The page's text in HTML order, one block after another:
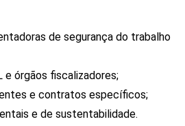
de segurança do trabalho
e órgãos fiscalizadores;
e contratos específicos;
e de sustentabilidade.